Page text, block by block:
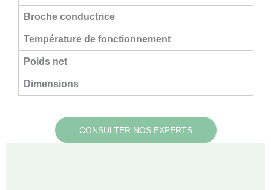
Broche conductrice
Température de fonctionnement
Poids net
Dimensions
CONSULTER NOS EXPERTS